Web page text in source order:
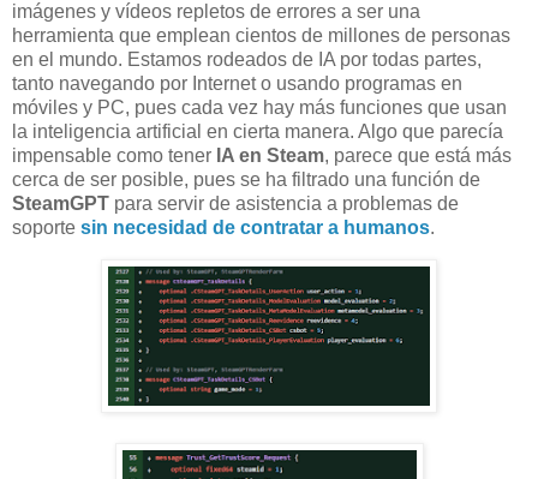
imágenes y vídeos repletos de errores a ser una
herramienta que emplean cientos de millones de personas
en el mundo. Estamos rodeados de IA por todas partes,
tanto navegando por Internet o usando programas en
móviles y PC, pues cada vez hay más funciones que usan
la inteligencia artificial en cierta manera. Algo que parecía
impensable como tener IA en Steam, parece que está más
cerca de ser posible, pues se ha filtrado una función de
SteamGPT para servir de asistencia a problemas de
soporte sin necesidad de contratar a humanos.